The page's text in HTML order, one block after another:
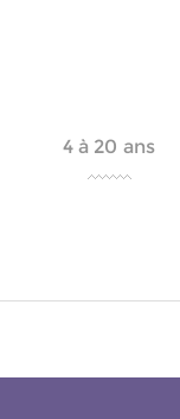
4 à 20 ans